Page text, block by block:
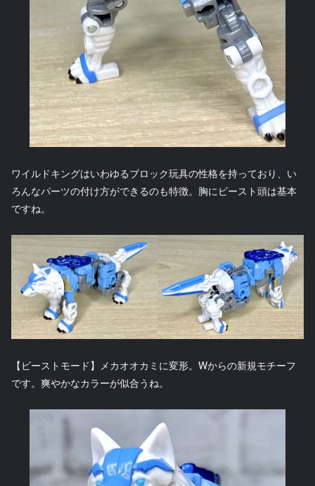
ワイルドキングはいわゆるブロック玩具の性格を持っており、い
ろんなパーツの付け方ができるのも特徴。胸にビースト頭は基本
ですね。
【ビーストモード】メカオオカミに変形。Wからの新規モチーフ
です。爽やかなカラーが似合うね。